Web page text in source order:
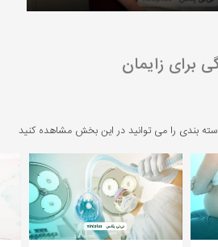
برای زایمان
بندی را می توانید در این بخش مشاهده کنید